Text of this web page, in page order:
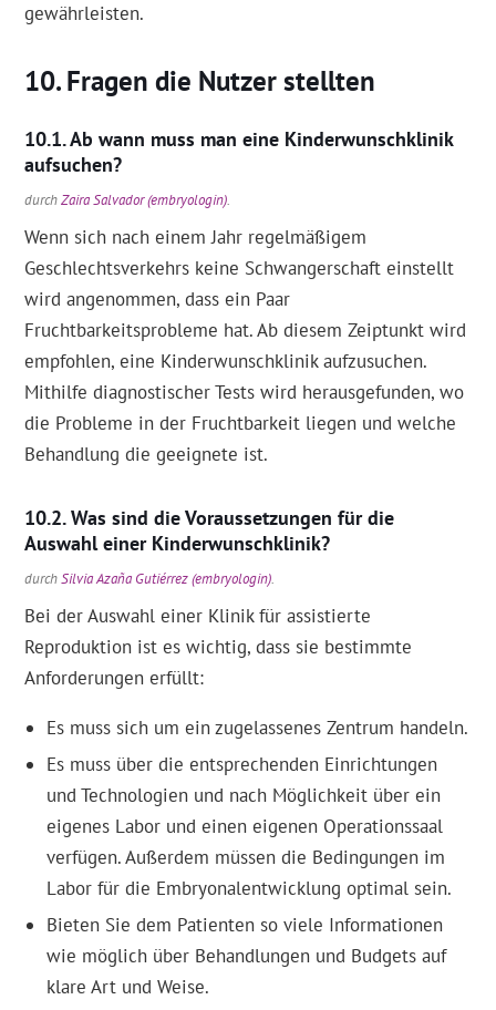
gewährleisten.
Fragen die Nutzer stellten
Ab wann muss man eine Kinderwunschklinik
aufsuchen?
durchZaira Salvador (embryologin).
Wenn sich nach einem Jahr regelmäßigem
Geschlechtsverkehrs keine Schwangerschaft einstellt
wird angenommen, dass ein Paar
Fruchtbarkeitsprobleme hat. Ab diesem Zeiptunkt wird
empfohlen, eine Kinderwunschklinik aufzusuchen.
Mithilfe diagnostischer Tests wird herausgefunden, wo
die Probleme in der Fruchtbarkeit liegen und welche
Behandlung die geeignete ist.
Was sind die Voraussetzungen für die
Auswahl einer Kinderwunschklinik?
durchSilvia Azaña Gutiérrez (embryologin).
Bei der Auswahl einer Klinik für assistierte
Reproduktion ist es wichtig, dass sie bestimmte
Anforderungen erfüllt:
Es muss sich um ein zugelassenes Zentrum handeln.
Es muss über die entsprechenden Einrichtungen
und Technologien und nach Möglichkeit über ein
eigenes Labor und einen eigenen Operationssaal
verfügen. Außerdem müssen die Bedingungen im
Labor für die Embryonalentwicklung optimal sein.
Bieten Sie dem Patienten so viele Informationen
wie möglich über Behandlungen und Budgets auf
klare Art und Weise.